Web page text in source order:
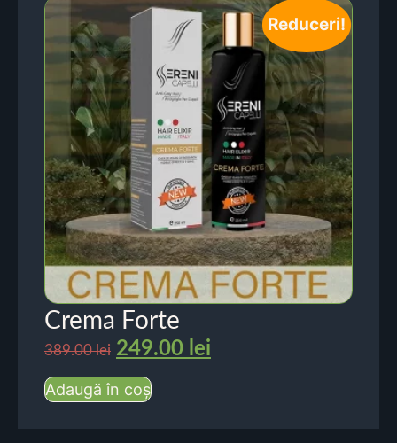
Reduceri!
Crema Forte
389.00lei 249.00 lei
Adaugă în coș